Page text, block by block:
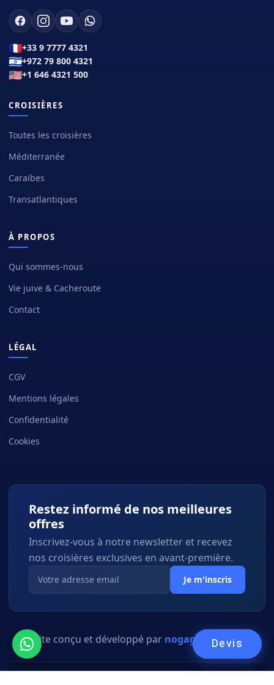
🇫🇷+33 9 7777 4321
🇮🇱+972 79 800 4321
🇺🇸+1 646 4321 500
CROISIÈRES
Toutes les croisières
Méditerranée
Caraïbes
Transatlantiques
À PROPOS
Qui sommes-nous
Vie juive & Cacheroute
Contact
LÉGAL
CGV
Mentions légales
Confidentialité
Cookies
Restez informé de nos meilleures
offres
Inscrivez-vous à notre newsletter et recevez
nos croisières exclusives en avant-première.
Je m'inscris
Site conçu et développé par nogagency.co.il
Devis